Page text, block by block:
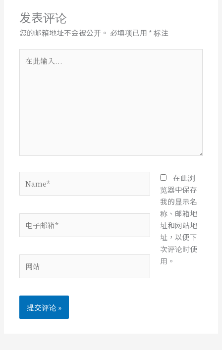
发表评论
您的邮箱地址不会被公开。 必填项已用 *标注
子
箱
站
在此浏
览器中保存
我的显示名
称、邮箱地
址和网站地
址，以便下
次评论时使
用。